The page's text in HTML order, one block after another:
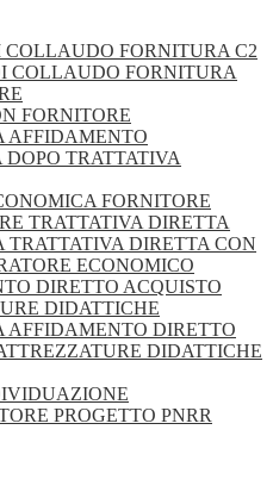
FORNITURA C2
COLLAUDO FORNITURA
FORNITORE
AFFIDAMENTO
TRATTATIVA
FORNITORE
TRATTATIVA DIRETTA
TRATTATIVA DIRETTA CON
ECONOMICO
DIRETTO ACQUISTO
DIDATTICHE
AFFIDAMENTO DIRETTO
DIDATTICHE
PROGETTO PNRR